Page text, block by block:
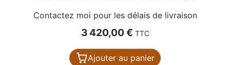
Contactez moi pour les délais de livraison
Prix
3 420,00 € TTC
Ajouter au panier